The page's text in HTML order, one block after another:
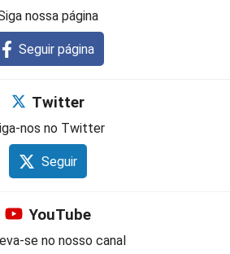
nossa página
Seguir página
Twitter
nos no Twitter
Seguir
YouTube
se no nosso canal